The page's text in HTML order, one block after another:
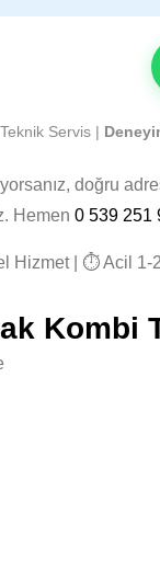
Servis |
doğru
Hemen 0 539 251
Hizmet | ⏱️ Acil 1-
Kombi